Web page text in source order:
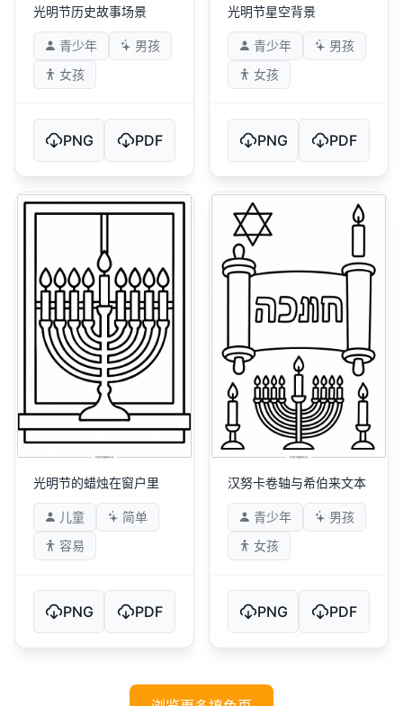
光明节历史故事场景
青少年
男孩
女孩
PNG PDF
光明节星空背景
青少年
男孩
女孩
PNG PDF
光明节的蜡烛在窗户里
儿童
简单
容易
PNG PDF
汉努卡卷轴与希伯来文本
青少年
男孩
女孩
PNG PDF